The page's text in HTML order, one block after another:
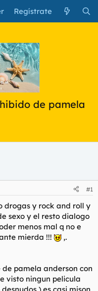
Regístrate
de pamela
#1
drogas y rock and roll y
sexo y el resto dialogo
menos mal q no e
mierda !!!
,.
pamela anderson con
visto ningun pelicula
) es casi mison